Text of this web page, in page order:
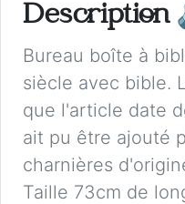
Description
Bureau boîte à
siècle avec bible.
que l'article date
ait pu être ajouté
charnières
Taille 73cm de